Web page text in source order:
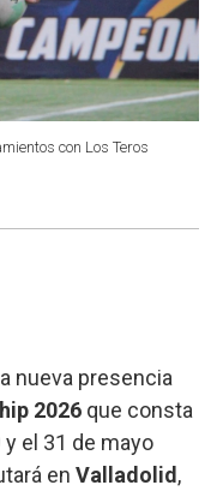
con Los Teros
nueva presencia
2026 que consta
el 31 de mayo
en Valladolid ,